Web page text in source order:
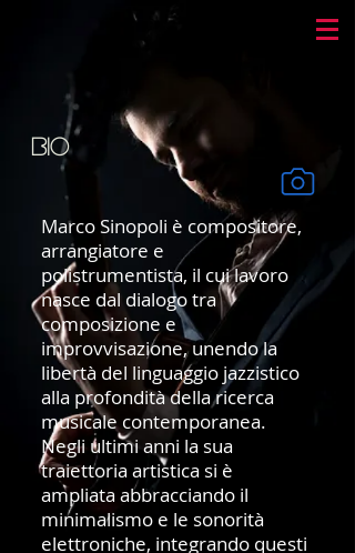
Marco Sinopoli è compositore,
arrangiatore e
polistrumentista, il cui lavoro
nasce dal dialogo tra
composizione e
improvvisazione, unendo la
libertà del linguaggio jazzistico
alla profondità della ricerca
musicale contemporanea.
Negli ultimi anni la sua
traiettoria artistica si è
ampliata abbracciando il
minimalismo e le sonorità
elettroniche, integrando questi
Bio